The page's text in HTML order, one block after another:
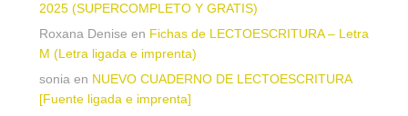
2025 (SUPERCOMPLETO Y GRATIS)
Roxana Denise en Fichas de LECTOESCRITURA – Letra
M (Letra ligada e imprenta)
soniaen NUEVO CUADERNO DE LECTOESCRITURA
[Fuente ligada e imprenta]